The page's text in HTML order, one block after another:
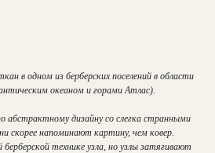
в одном из берберских поселений в области
океаном и горами Атлас).
абстрактному дизайну со слегка странными
скорее напоминают картину, чем ковер.
технике узла, но узлы затягивают